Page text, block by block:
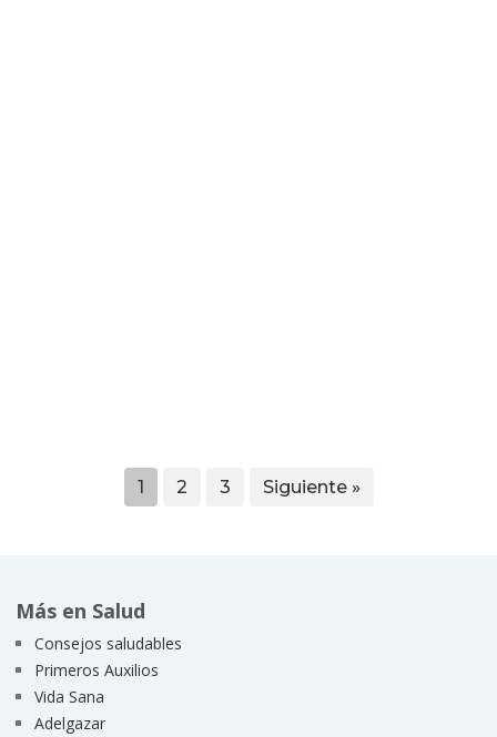
1 2 3 Siguiente »
Más en Salud
Consejos saludables
Primeros Auxilios
Vida Sana
Adelgazar